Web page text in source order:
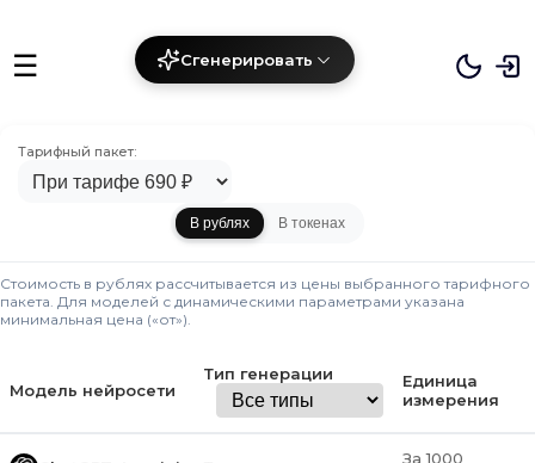
Сгенерировать
☰
Тарифный пакет:
В рублях В токенах
Стоимость в рублях рассчитывается из цены выбранного тарифного
пакета. Для моделей с динамическими параметрами указана
минимальная цена («от»).
Модель нейросети
Тип генерации
Единица
измерения
За 1000